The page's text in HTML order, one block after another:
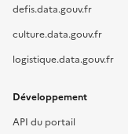
defis.data.gouv.fr
culture.data.gouv.fr
logistique.data.gouv.fr
Développement
API du portail